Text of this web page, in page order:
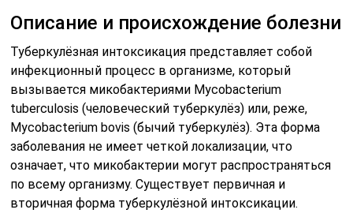
Описание и происхождение болезни
Туберкулёзная интоксикация представляет собой
инфекционный процесс в организме, который
вызывается микобактериями Mycobacterium
tuberculosis (человеческий туберкулёз) или, реже,
Mycobacterium bovis (бычий туберкулёз). Эта форма
заболевания не имеет четкой локализации, что
означает, что микобактерии могут распространяться
по всему организму. Существует первичная и
вторичная форма туберкулёзной интоксикации.